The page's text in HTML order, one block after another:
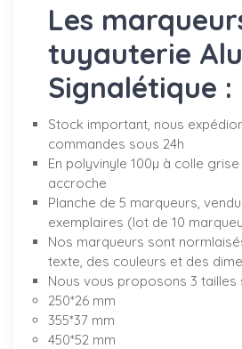
Les
tuyauterie
Signalétique :
Stock important, nous
commandes sous 24h
En polyvinyle 100µ à colle
accroche
Planche de 5 marqueurs,
exemplaires (lot de 10
Nos marqueurs sont
texte, des couleurs et des
Nous vous proposons 3 tailles
250*26 mm
355*37 mm
450*52 mm